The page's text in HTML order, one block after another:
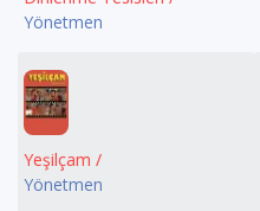
Yönetmen
Yeşilçam /
Yönetmen